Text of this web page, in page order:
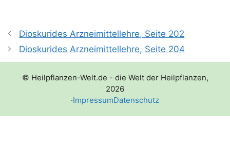
Dioskurides Arzneimittellehre, Seite 202
Dioskurides Arzneimittellehre, Seite 204
© Heilpflanzen-Welt.de - die Welt der Heilpflanzen,
2026
·ImpressumDatenschutz